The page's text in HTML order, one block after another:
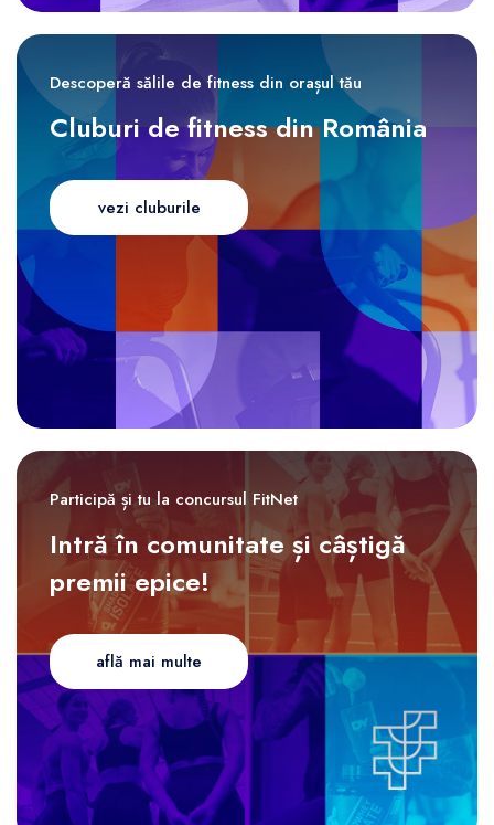
Descoperă sălile de fitness din orașul tău
Cluburi de fitness din România
vezi cluburile
Participă și tu la concursul FitNet
Intră în comunitate și câștigă
premii epice!
află mai multe